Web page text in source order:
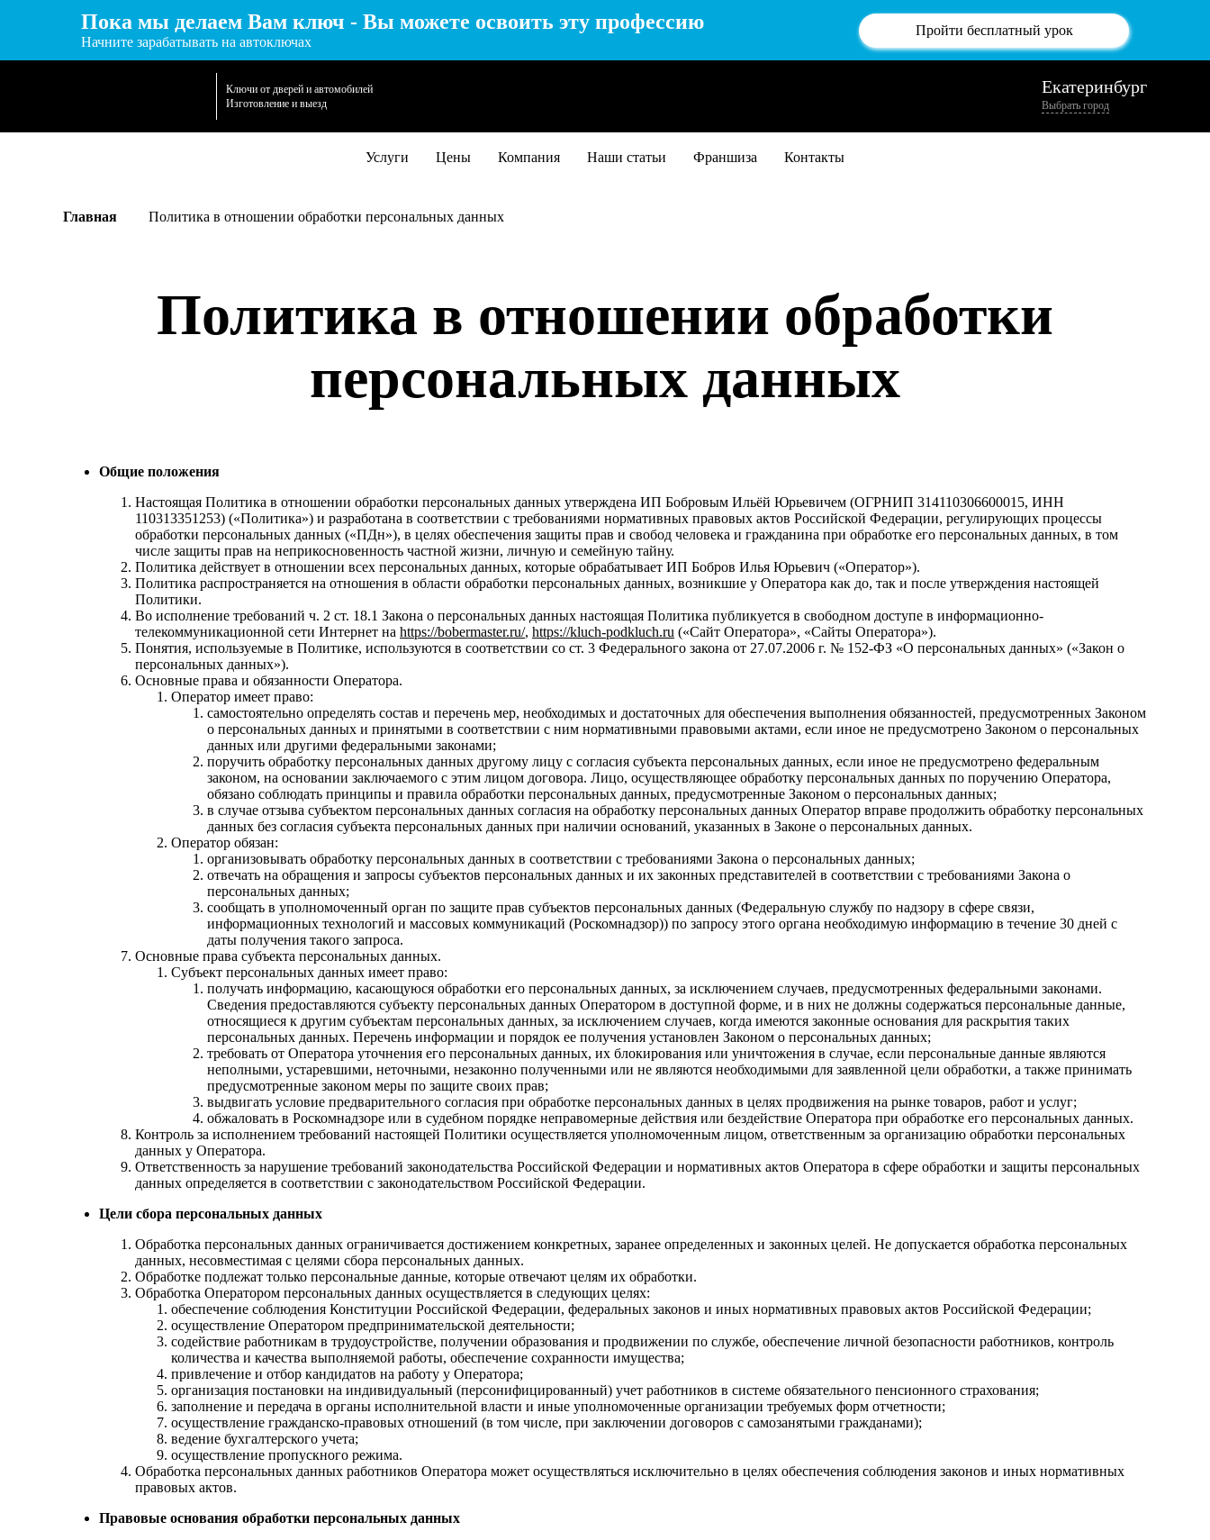
Пока мы делаем Вам ключ - Вы можете освоить эту профессию
Начните зарабатывать на автоключах
Пройти бесплатный урок
Ключи от дверей и автомобилей
Изготовление и выезд
Екатеринбург
Выбрать город
Услуги Цены Компания Наши статьи Франшиза Контакты
Главная Политика в отношении обработки персональных данных
Политика в отношении обработки
персональных данных
Общие положения
Настоящая Политика в отношении обработки персональных данных утверждена ИП Бобровым Ильёй Юрьевичем (ОГРНИП 314110306600015, ИНН
110313351253) («Политика») и разработана в соответствии с требованиями нормативных правовых актов Российской Федерации, регулирующих процессы
обработки персональных данных («ПДн»), в целях обеспечения защиты прав и свобод человека и гражданина при обработке его персональных данных, в том
числе защиты прав на неприкосновенность частной жизни, личную и семейную тайну.
Политика действует в отношении всех персональных данных, которые обрабатывает ИП Бобров Илья Юрьевич («Оператор»).
Политика распространяется на отношения в области обработки персональных данных, возникшие у Оператора как до, так и после утверждения настоящей
Политики.
Во исполнение требований ч. 2 ст. 18.1 Закона о персональных данных настоящая Политика публикуется в свободном доступе в информационно-
телекоммуникационной сети Интернет на https://bobermaster.ru/, https://kluch-podkluch.ru («Сайт Оператора», «Сайты Оператора»).
Понятия, используемые в Политике, используются в соответствии со ст. 3 Федерального закона от 27.07.2006 г. № 152-ФЗ «О персональных данных» («Закон о
персональных данных»).
Основные права и обязанности Оператора.
Оператор имеет право:
самостоятельно определять состав и перечень мер, необходимых и достаточных для обеспечения выполнения обязанностей, предусмотренных Законом
о персональных данных и принятыми в соответствии с ним нормативными правовыми актами, если иное не предусмотрено Законом о персональных
данных или другими федеральными законами;
поручить обработку персональных данных другому лицу с согласия субъекта персональных данных, если иное не предусмотрено федеральным
законом, на основании заключаемого с этим лицом договора. Лицо, осуществляющее обработку персональных данных по поручению Оператора,
обязано соблюдать принципы и правила обработки персональных данных, предусмотренные Законом о персональных данных;
в случае отзыва субъектом персональных данных согласия на обработку персональных данных Оператор вправе продолжить обработку персональных
данных без согласия субъекта персональных данных при наличии оснований, указанных в Законе о персональных данных.
Оператор обязан:
организовывать обработку персональных данных в соответствии с требованиями Закона о персональных данных;
отвечать на обращения и запросы субъектов персональных данных и их законных представителей в соответствии с требованиями Закона о
персональных данных;
сообщать в уполномоченный орган по защите прав субъектов персональных данных (Федеральную службу по надзору в сфере связи,
информационных технологий и массовых коммуникаций (Роскомнадзор)) по запросу этого органа необходимую информацию в течение 30 дней с
даты получения такого запроса.
Основные права субъекта персональных данных.
Субъект персональных данных имеет право:
получать информацию, касающуюся обработки его персональных данных, за исключением случаев, предусмотренных федеральными законами.
Сведения предоставляются субъекту персональных данных Оператором в доступной форме, и в них не должны содержаться персональные данные,
относящиеся к другим субъектам персональных данных, за исключением случаев, когда имеются законные основания для раскрытия таких
персональных данных. Перечень информации и порядок ее получения установлен Законом о персональных данных;
требовать от Оператора уточнения его персональных данных, их блокирования или уничтожения в случае, если персональные данные являются
неполными, устаревшими, неточными, незаконно полученными или не являются необходимыми для заявленной цели обработки, а также принимать
предусмотренные законом меры по защите своих прав;
выдвигать условие предварительного согласия при обработке персональных данных в целях продвижения на рынке товаров, работ и услуг;
обжаловать в Роскомнадзоре или в судебном порядке неправомерные действия или бездействие Оператора при обработке его персональных данных.
Контроль за исполнением требований настоящей Политики осуществляется уполномоченным лицом, ответственным за организацию обработки персональных
данных у Оператора.
Ответственность за нарушение требований законодательства Российской Федерации и нормативных актов Оператора в сфере обработки и защиты персональных
данных определяется в соответствии с законодательством Российской Федерации.
Цели сбора персональных данных
Обработка персональных данных ограничивается достижением конкретных, заранее определенных и законных целей. Не допускается обработка персональных
данных, несовместимая с целями сбора персональных данных.
Обработке подлежат только персональные данные, которые отвечают целям их обработки.
Обработка Оператором персональных данных осуществляется в следующих целях:
обеспечение соблюдения Конституции Российской Федерации, федеральных законов и иных нормативных правовых актов Российской Федерации;
осуществление Оператором предпринимательской деятельности;
содействие работникам в трудоустройстве, получении образования и продвижении по службе, обеспечение личной безопасности работников, контроль
количества и качества выполняемой работы, обеспечение сохранности имущества;
привлечение и отбор кандидатов на работу у Оператора;
организация постановки на индивидуальный (персонифицированный) учет работников в системе обязательного пенсионного страхования;
заполнение и передача в органы исполнительной власти и иные уполномоченные организации требуемых форм отчетности;
осуществление гражданско-правовых отношений (в том числе, при заключении договоров с самозанятыми гражданами);
ведение бухгалтерского учета;
осуществление пропускного режима.
Обработка персональных данных работников Оператора может осуществляться исключительно в целях обеспечения соблюдения законов и иных нормативных
правовых актов.
Правовые основания обработки персональных данных